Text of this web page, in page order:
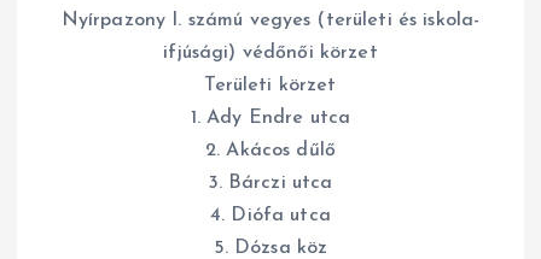
Nyírpazony I. számú vegyes (területi és iskola-
ifjúsági) védőnői körzet
Területi körzet
1. Ady Endre utca
2. Akácos dűlő
3. Bárczi utca
4. Diófa utca
5. Dózsa köz